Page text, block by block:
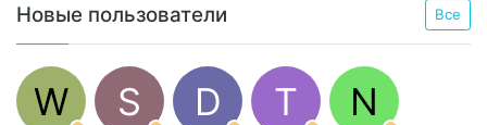
Новые пользователи Все
W S D T N